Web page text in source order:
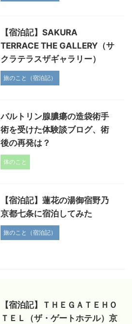
【宿泊記】SAKURA
TERRACE THE GALLERY（サ
クラテラスザギャラリー）
旅のこと（宿泊記）
バルトリン腺膿瘍の造袋術手
術を受けた体験談ブログ、術
後の再発は？
体のこと
【宿泊記】蓮花の湯御宿野乃
京都七条に宿泊してみた
旅のこと（宿泊記）
【宿泊記】ＴＨＥＧＡＴＥＨＯ
ＴＥＬ（ザ・ゲートホテル）京